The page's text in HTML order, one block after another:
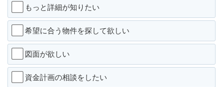
もっと詳細が知りたい
希望に合う物件を探して欲しい
図面が欲しい
資金計画の相談をしたい